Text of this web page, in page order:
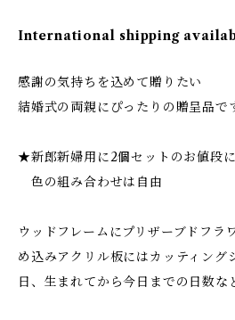
International shipping
感謝の気持ちを込めて贈りたい
結婚式の両親にぴったりの贈呈品で
★新郎新婦用に2個セットのお値段
色の組み合わせは自由
ウッドフレームにプリザーブドフラ
め込みアクリル板にはカッティング
日、生まれてから今日までの日数な